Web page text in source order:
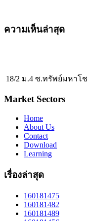
ความเห็นล่าสุด
18/2 ม.4 ซ.ทรัพย์มหาโ
Market Sectors
Home
About Us
Contact
Download
Learning
เรื่องล่าสุด
160181475
160181482
160181489